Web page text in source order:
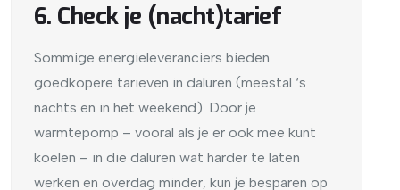
6. Check je (nacht)tarief
Sommige energieleveranciers bieden
goedkopere tarieven in daluren (meestal ‘s
nachts en in het weekend). Door je
warmtepomp – vooral als je er ook mee kunt
koelen – in die daluren wat harder te laten
werken en overdag minder, kun je besparen op